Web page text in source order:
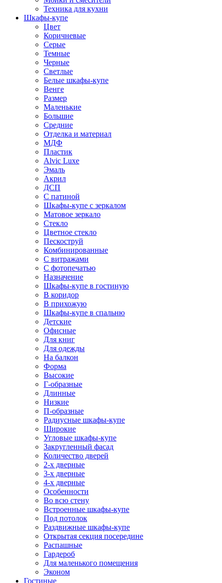
Техника для кухни
Шкафы-купе
Цвет
Коричневые
Серые
Темные
Черные
Светлые
Белые шкафы-купе
Венге
Размер
Маленькие
Большие
Средние
Отделка и материал
МДФ
Пластик
Alvic Luxe
Эмаль
Акрил
ДСП
С патиной
Шкафы-купе с зеркалом
Матовое зеркало
Стекло
Цветное стекло
Пескоструй
Комбинированные
С витражами
С фотопечатью
Назначение
Шкафы-купе в гостиную
В коридор
В прихожую
Шкафы-купе в спальню
Детские
Офисные
Для книг
Для одежды
На балкон
Форма
Высокие
Г-образные
Длинные
Низкие
П-образные
Радиусные шкафы-купе
Широкие
Угловые шкафы-купе
Закругленный фасад
Количество дверей
2-х дверные
3-х дверные
4-х дверные
Особенности
Во всю стену
Встроенные шкафы-купе
Под потолок
Раздвижные шкафы-купе
Открытая секция посередине
Распашные
Гардероб
Для маленького помещения
Эконом
Гостиные